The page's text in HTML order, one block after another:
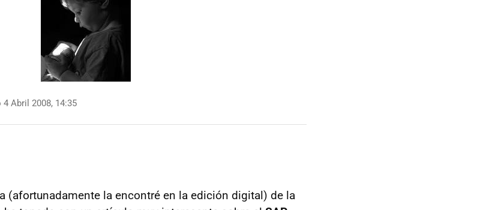
Abril 2008, 14:35
(afortunadamente la encontré en la edición digital) de la